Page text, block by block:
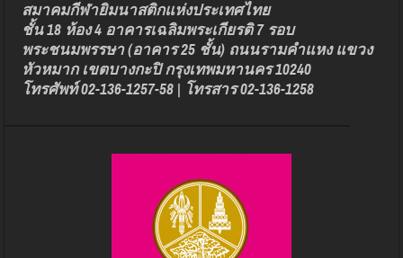
สมาคมกีฬายิมนาสติกแห่งประเทศไทย
ชั้น 18 ห้อง 4 อาคารเฉลิมพระเกียรติ 7 รอบ
พระชนมพรรษา (อาคาร 25 ชั้น) ถนนรามคำแหง แขวง
หัวหมาก เขตบางกะปิ กรุงเทพมหานคร 10240
โทรศัพท์ 02-136-1257-58 | โทรสาร 02-136-1258